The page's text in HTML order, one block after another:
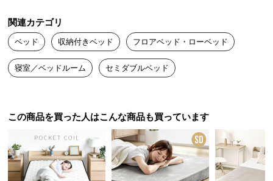
型
商
品
の
配
つ
小
関連カテゴリ
ベッド 収納付きベッド フロアベッド・ローベッド
寝室／ベッドルーム セミダブルベッド
この商品を買った人はこんな商品も買っています